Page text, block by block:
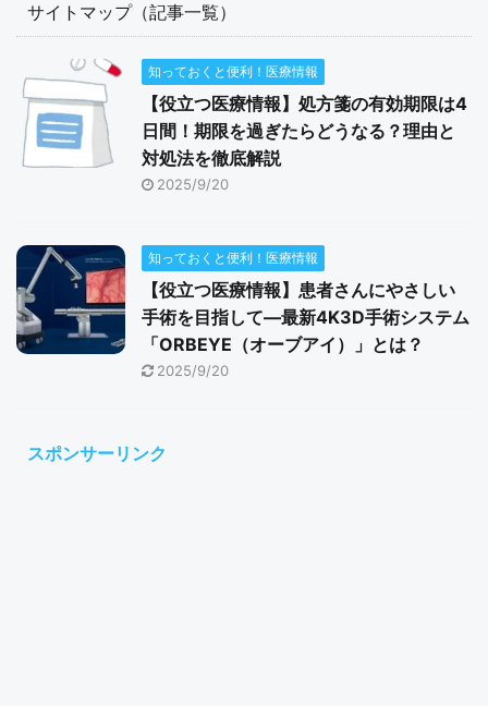
サイトマップ（記事一覧）
知っておくと便利！医療情報
【役立つ医療情報】処方箋の有効期限は4
日間！期限を過ぎたらどうなる？理由と
対処法を徹底解説
2025/9/20
知っておくと便利！医療情報
【役立つ医療情報】患者さんにやさしい
手術を目指して―最新4K3D手術システム
「ORBEYE（オーブアイ）」とは？
2025/9/20
スポンサーリンク